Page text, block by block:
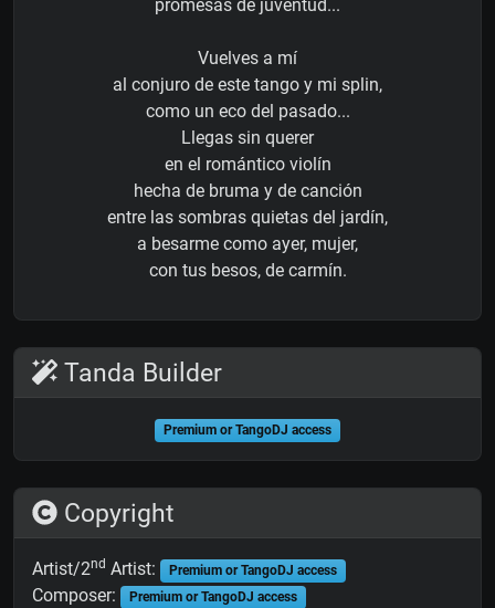
promesas de juventud...
Vuelves a mí
al conjuro de este tango y mi splin,
como un eco del pasado...
Llegas sin querer
en el romántico violín
hecha de bruma y de canción
entre las sombras quietas del jardín,
a besarme como ayer, mujer,
con tus besos, de carmín.
Tanda Builder
Premium or TangoDJ access
Copyright
Artist/2nd Artist: Premium or TangoDJ access
Composer: Premium or TangoDJ access